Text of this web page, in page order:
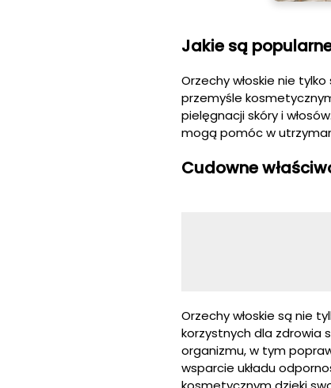
Jakie są
Orzechy włoskie nie
przemyśle
pielęgnacji skóry i
mogą pomóc w
Cudowne
Orzechy włoskie są nie
korzystnych dla zdrowia
organizmu, w tym
wsparcie układu